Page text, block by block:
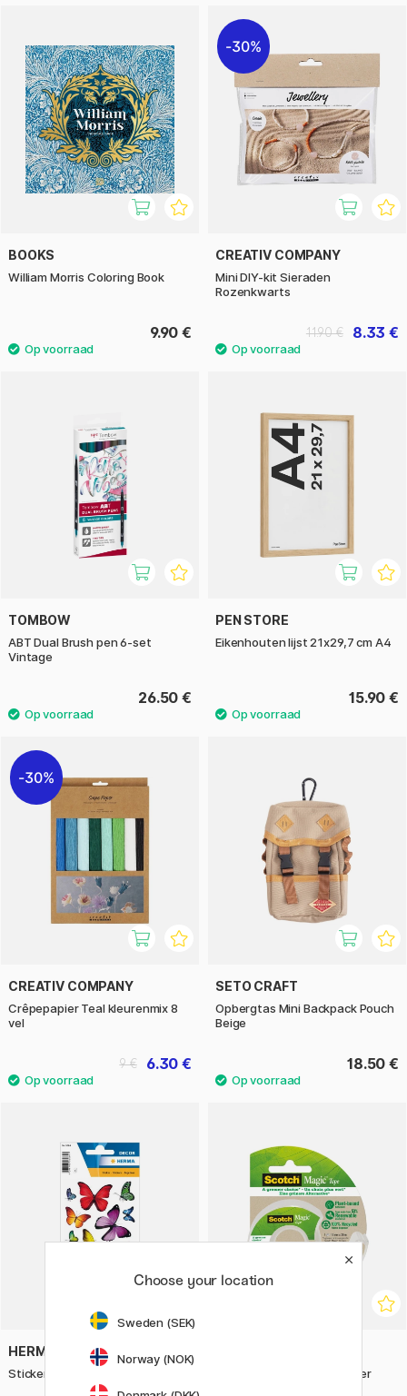
BOOKS
William Morris Coloring Book
9.90 €
30%
CREATIV COMPANY
Mini DIY-kit Sieraden
Rozenkwarts
8.33 €
11.90 €
TOMBOW
ABT Dual Brush pen 6-set
Vintage
26.50 €
PEN STORE
Eikenhouten lijst 21x29,7 cm A4
15.90 €
30%
CREATIV COMPANY
Crêpepapier Teal kleurenmix 8
vel
6.30 €
9 €
SETO CRAFT
Opbergtas Mini Backpack Pouch
Beige
18.50 €
HERMA
Stickers Vlinders 3 vel
Scotch Magic Tape Greener
Choose your location
Sweden (SEK)
Norway (NOK)